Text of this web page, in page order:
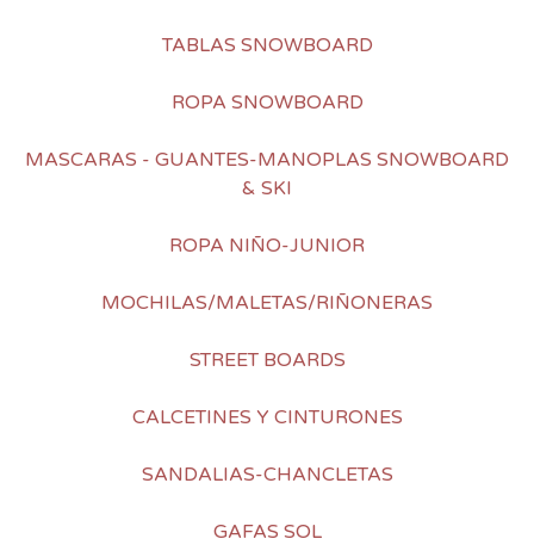
TABLAS SNOWBOARD
ROPA SNOWBOARD
MASCARAS - GUANTES-MANOPLAS SNOWBOARD
& SKI
ROPA NIÑO-JUNIOR
MOCHILAS/MALETAS/RIÑONERAS
STREET BOARDS
CALCETINES Y CINTURONES
SANDALIAS-CHANCLETAS
GAFAS SOL